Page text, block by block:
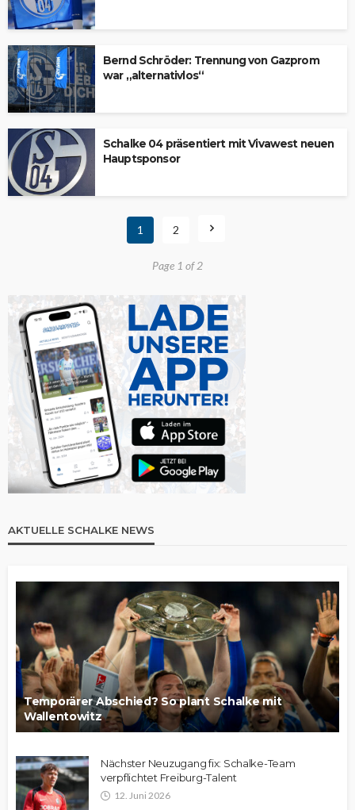
Bernd Schröder: Trennung von Gazprom
war „alternativlos“
Schalke 04 präsentiert mit Vivawest neuen
Hauptsponsor
1 2
Page 1 of 2
AKTUELLE SCHALKE NEWS
Temporärer Abschied? So plant Schalke mit
Wallentowitz
Nächster Neuzugang fix: Schalke-Team
verpflichtet Freiburg-Talent
12. Juni 2026